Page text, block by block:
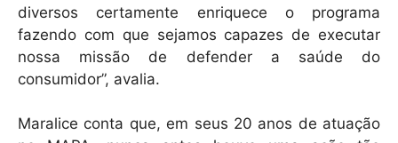
diversos certamente enriquece o programa
fazendo com que sejamos capazes de executar
nossa missão de defender a saúde do
consumidor”, avalia.
Maralice conta que, em seus 20 anos de atuação